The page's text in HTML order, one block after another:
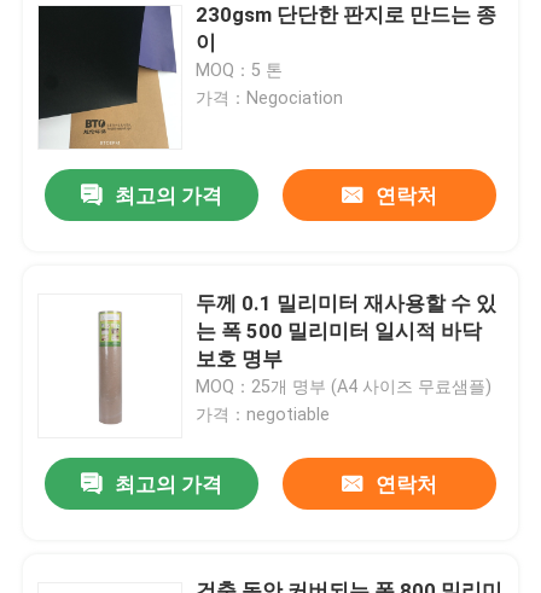
230gsm 단단한 판지로 만드는 종
이
MOQ：5 톤
가격：Negociation
최고의 가격 연락처
두께 0.1 밀리미터 재사용할 수 있
는 폭 500 밀리미터 일시적 바닥
보호 명부
MOQ：25개 명부 (A4 사이즈 무료샘플)
가격：negotiable
최고의 가격 연락처